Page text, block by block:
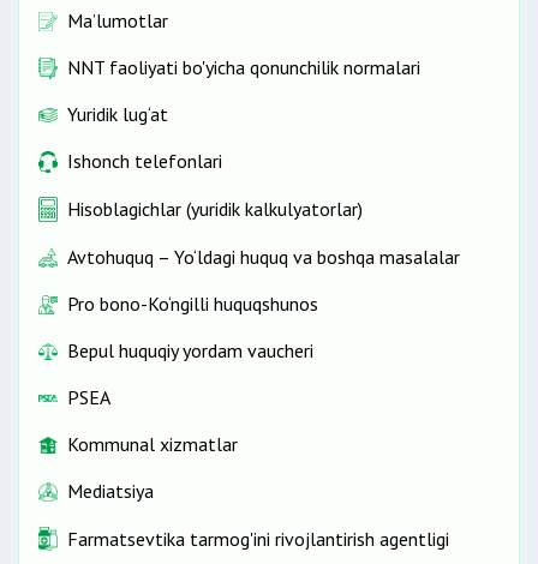
Ma’lumotlar
NNT faoliyati bo'yicha qonunchilik normalari
Yuridik lug‘at
Ishonch telefonlari
Hisoblagichlar (yuridik kalkulyatorlar)
Avtohuquq – Yo‘ldagi huquq va boshqa masalalar
Pro bono-Ko‘ngilli huquqshunos
Bepul huquqiy yordam vaucheri
PSEA
Kommunal xizmatlar
Mediatsiya
Farmatsevtika tarmog'ini rivojlantirish agentligi